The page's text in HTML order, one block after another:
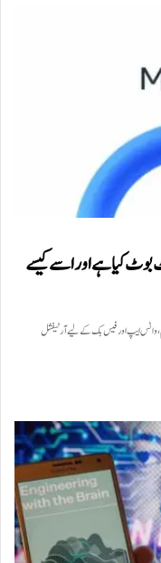
بوٹ کیا ہے اور اسے کیسے
واٹس ایپ اور فیس بک کے لیے آرٹیفشل